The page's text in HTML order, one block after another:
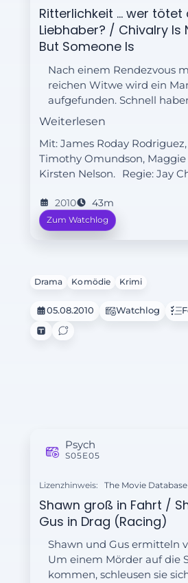
Ritterlichkeit ... wer tötet
Liebhaber? / Chivalry Is
But Someone Is
Nach einem Rendezvous
reichen Witwe wird ein
aufgefunden. Schnell
Shawn und Gus mit einem
dass er aus dem Opfer
Betrüger gemacht hat.
Weiterlesen
Mit: James Roday
Timothy Omundson, Maggie
Kirsten Nelson.
Regie: Jay
2010 43m
Zum Watchlog
Drama Komödie Krimi
05.08.2010 Watchlog
Psych
S05E05
Lizenzhinweis: The Movie
Shawn groß in Fahrt /
Gus in Drag (Racing)
Shawn und Gus ermitteln
Um einem Mörder auf die
kommen, schleusen sie